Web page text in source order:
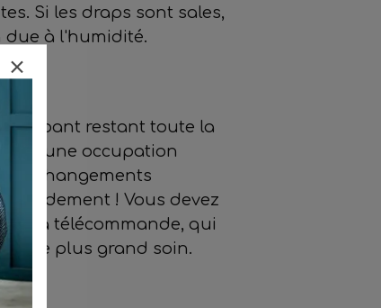
Si les draps sont sales,
due à l'humidité.
restant toute la
une occupation
changements
rapidement ! Vous devez
et la télécommande, qui
le plus grand soin.